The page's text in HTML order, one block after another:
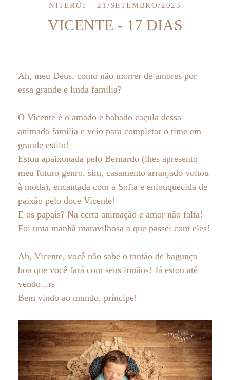
NITERÓI
21/SETEMBRO/2023
VICENTE - 17 DIAS
Ah, meu Deus, como não morrer de amores por
essa grande e linda família?
O Vicente é o amado e babado caçula dessa
animada família e veio para completar o time em
grande estilo!
Estou apaixonada pelo Bernardo (lhes apresento
meu futuro genro, sim, casamento arranjado voltou
à moda), encantada com a Sofia e enlouquecida de
paixão pelo doce Vicente!
E os papais? Na certa animação e amor não falta!
Foi uma manhã maravilhosa a que passei com eles!
Ah, Vicente, você não sabe o tantão de bagunça
boa que você fará com seus irmãos! Já estou até
vendo...rs
Bem vindo ao mundo, príncipe!